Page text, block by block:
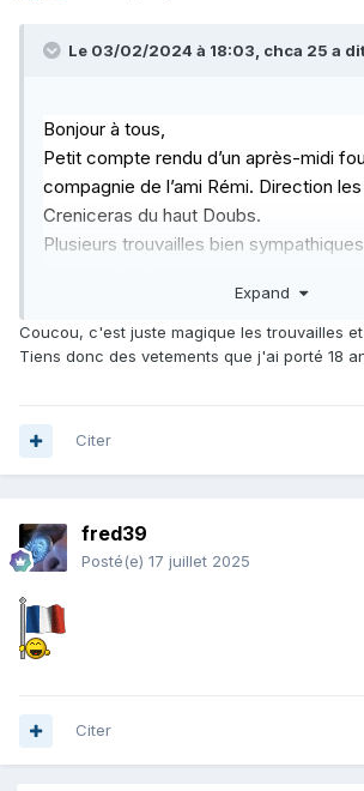
Le 03/02/2024 à 18:03, chca 25 a
Bonjour à tous,
Petit compte rendu d’un après-midi
compagnie de l’ami Rémi. Direction
Creniceras du haut Doubs.
Plusieurs trouvailles bien
Euaspidoceras....
L’affleurement se situe dans un
pratique pour un premier lavage....à
Expand
Coucou, c'est juste magique les trouvailles
Tiens donc des vetements que j'ai porté 18
Citer
fred39
Posté(e) 17 juillet 2025
Citer